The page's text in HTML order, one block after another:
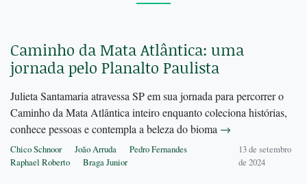
Caminho da Mata Atlântica: uma
jornada pelo Planalto Paulista
Julieta Santamaria atravessa SP em sua jornada para percorrer o
Caminho da Mata Atlântica inteiro enquanto coleciona histórias,
conhece pessoas e contempla a beleza do bioma →
Chico Schnoor João Arruda
Pedro Fernandes
Raphael Roberto
Braga Junior
13 de setembro
de 2024